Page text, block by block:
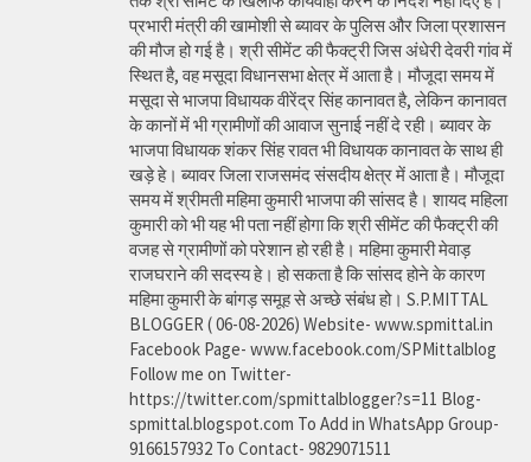
प्रभारी मंत्री की खामोशी से ब्यावर के पुलिस और जिला प्रशासन
की मौज हो गई है। श्री सीमेंट की फैक्ट्री जिस अंधेरी देवरी गांव में
स्थित है, वह मसूदा विधानसभा क्षेत्र में आता है। मौजूदा समय में
मसूदा से भाजपा विधायक वीरेंद्र सिंह कानावत है, लेकिन कानावत
के कानों में भी ग्रामीणों की आवाज सुनाई नहीं दे रही। ब्यावर के
भाजपा विधायक शंकर सिंह रावत भी विधायक कानावत के साथ ही
खड़े हे। ब्यावर जिला राजसमंद संसदीय क्षेत्र में आता है। मौजूदा
समय में श्रीमती महिमा कुमारी भाजपा की सांसद है। शायद महिला
कुमारी को भी यह भी पता नहीं होगा कि श्री सीमेंट की फैक्ट्री की
वजह से ग्रामीणों को परेशान हो रही है। महिमा कुमारी मेवाड़
राजघराने की सदस्य हे। हो सकता है कि सांसद होने के कारण
महिमा कुमारी के बांगड़ समूह से अच्छे संबंध हो। S.P.MITTAL
BLOGGER ( 06-08-2026) Website- www.spmittal.in
Facebook Page- www.facebook.com/SPMittalblog
Follow me on Twitter-
https://twitter.com/spmittalblogger?s=11 Blog-
spmittal.blogspot.com To Add in WhatsApp Group-
9166157932 To Contact- 9829071511